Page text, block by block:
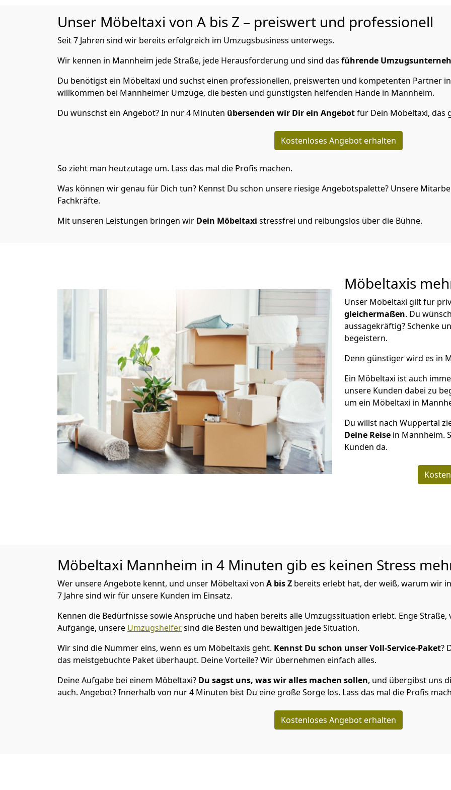
Unser Möbeltaxi von A bis Z – preiswert und professionell
Seit 7 Jahren sind wir bereits erfolgreich im Umzugsbusiness unterwegs.
Wir kennen in Mannheim jede Straße, jede Herausforderung und sind das führende
Du benötigst ein Möbeltaxi und suchst einen professionellen, preiswerten und kompetenten Partner
willkommen bei Mannheimer Umzüge, die besten und günstigsten helfenden Hände in Mannheim.
Du wünschst ein Angebot? In nur 4 Minuten übersenden wir Dir ein Angebotfür Dein Möbeltaxi, das
Kostenloses Angebot erhalten
So zieht man heutzutage um. Lass das mal die Profis machen.
Was können wir genau für Dich tun? Kennst Du schon unsere riesige Angebotspalette? Unsere
Fachkräfte.
Mit unseren Leistungen bringen wir Dein Möbeltaxi stressfrei und reibungslos über die Bühne.
Möbeltaxis
Unser Möbeltaxi gilt für
gleichermaßen. Du
aussagekräftig? Schenke
begeistern.
Denn günstiger wird es in
Ein Möbeltaxi ist auch
unsere Kunden dabei zu
um ein Möbeltaxi in
Du willst nach Wuppertal
Deine Reise in Mannheim.
Kunden da.
Möbeltaxi Mannheim in 4 Minuten gib es keinen Stress
Wer unsere Angebote kennt, und unser Möbeltaxi von A bis Z bereits erlebt hat, der weiß, warum wir
7 Jahre sind wir für unsere Kunden im Einsatz.
Kennen die Bedürfnisse sowie Ansprüche und haben bereits alle Umzugssituation erlebt. Enge
Aufgänge, unsere Umzugshelfersind die Besten und bewältigen jede Situation.
Wir sind die Nummer eins, wenn es um Möbeltaxis geht. Kennst Du schon unser Voll-Service-Paket?
das meistgebuchte Paket überhaupt. Deine Vorteile? Wir übernehmen einfach alles.
Deine Aufgabe bei einem Möbeltaxi? Du sagst uns, was wir alles machen sollen, und übergibst uns
auch. Angebot? Innerhalb von nur 4 Minuten bist Du eine große Sorge los. Lass das mal die Profis
Kostenloses Angebot erhalten